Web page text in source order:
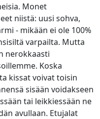
Monet
niistä: uusi sohva,
- mikään ei ole 100%
varpailta. Mutta
nerokkaasti
Koska
kissat voivat toisin
sisään voidakseen
tai leikkiessään ne
avullaan. Etujalat